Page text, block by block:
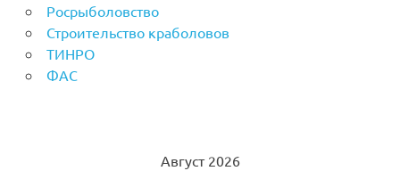
Росрыболовство
Строительство краболовов
ТИНРО
ФАС
Август 2026